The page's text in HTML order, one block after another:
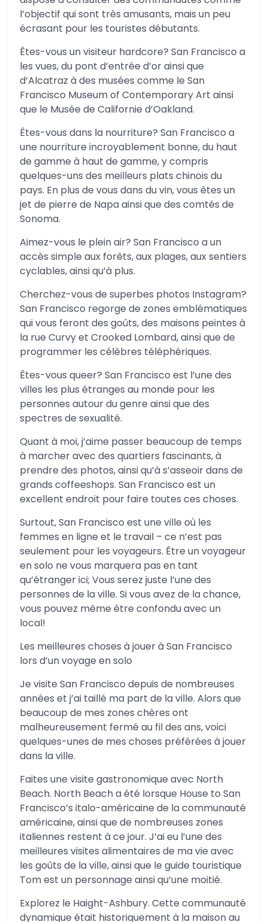
l’objectif qui sont très amusants, mais un peu
écrasant pour les touristes débutants.
Êtes-vous un visiteur hardcore? San Francisco a
les vues, du pont d’entrée d’or ainsi que
d’Alcatraz à des musées comme le San
Francisco Museum of Contemporary Art ainsi
que le Musée de Californie d’Oakland.
Êtes-vous dans la nourriture? San Francisco a
une nourriture incroyablement bonne, du haut
de gamme à haut de gamme, y compris
quelques-uns des meilleurs plats chinois du
pays. En plus de vous dans du vin, vous êtes un
jet de pierre de Napa ainsi que des comtés de
Sonoma.
Aimez-vous le plein air? San Francisco a un
accès simple aux forêts, aux plages, aux sentiers
cyclables, ainsi qu’à plus.
Cherchez-vous de superbes photos Instagram?
San Francisco regorge de zones emblématiques
qui vous feront des goûts, des maisons peintes à
la rue Curvy et Crooked Lombard, ainsi que de
programmer les célèbres téléphériques.
Êtes-vous queer? San Francisco est l’une des
villes les plus étranges au monde pour les
personnes autour du genre ainsi que des
spectres de sexualité.
Quant à moi, j’aime passer beaucoup de temps
à marcher avec des quartiers fascinants, à
prendre des photos, ainsi qu’à s’asseoir dans de
grands coffeeshops. San Francisco est un
excellent endroit pour faire toutes ces choses.
Surtout, San Francisco est une ville où les
femmes en ligne et le travail – ce n’est pas
seulement pour les voyageurs. Être un voyageur
en solo ne vous marquera pas en tant
qu’étranger ici; Vous serez juste l’une des
personnes de la ville. Si vous avez de la chance,
vous pouvez même être confondu avec un
local!
Les meilleures choses à jouer à San Francisco
lors d’un voyage en solo
Je visite San Francisco depuis de nombreuses
années et j’ai taillé ma part de la ville. Alors que
beaucoup de mes zones chères ont
malheureusement fermé au fil des ans, voici
quelques-unes de mes choses préférées à jouer
dans la ville.
Faites une visite gastronomique avec North
Beach. North Beach a été lorsque House to San
Francisco’s italo-américaine de la communauté
américaine, ainsi que de nombreuses zones
italiennes restent à ce jour. J’ai eu l’une des
meilleures visites alimentaires de ma vie avec
les goûts de la ville, ainsi que le guide touristique
Tom est un personnage ainsi qu’une moitié.
Explorez le Haight-Ashbury. Cette communauté
dynamique était historiquement à la maison au